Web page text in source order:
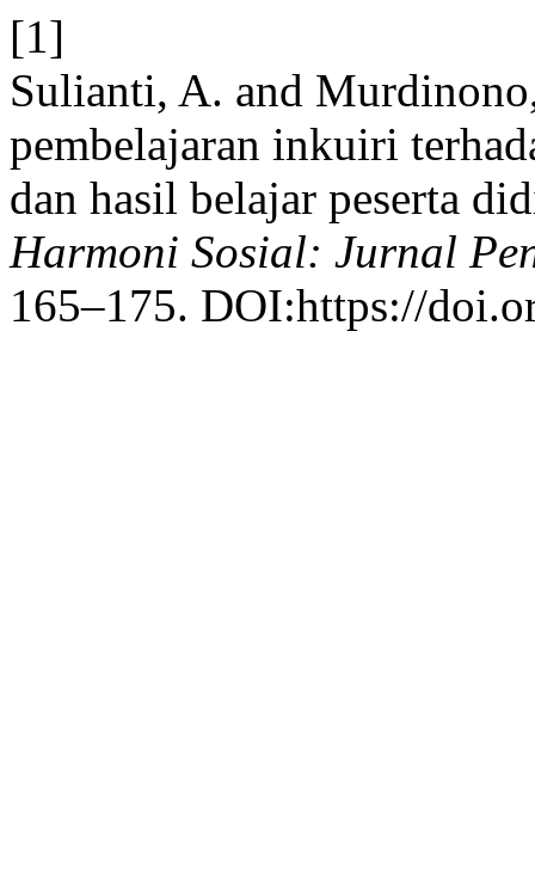
[1]
Sulianti, A. and
pembelajaran inkuiri
dan hasil belajar peserta
Harmoni Sosial: Jurnal
165–175. DOI:https://